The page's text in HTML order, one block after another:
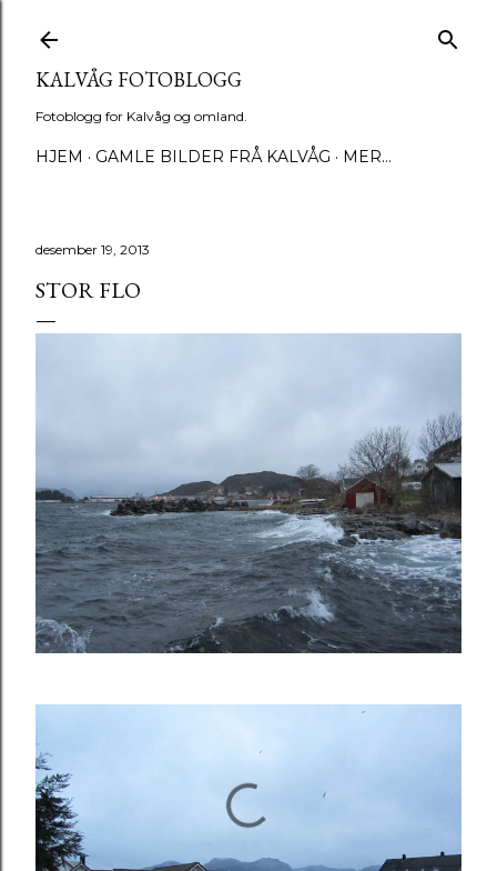
KALVÅG FOTOBLOGG
Fotoblogg for Kalvåg og omland.
HJEM GAMLE BILDER FRÅ KALVÅG MER…
desember 19, 2013
STOR FLO